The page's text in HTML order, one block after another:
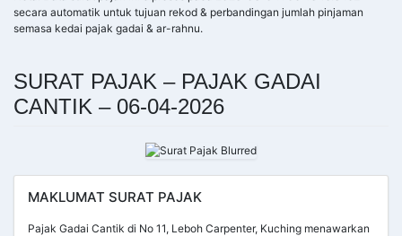
secara automatik untuk tujuan rekod & perbandingan jumlah pinjaman
semasa kedai pajak gadai & ar-rahnu.
SURAT PAJAK – PAJAK GADAI
CANTIK – 06-04-2026
MAKLUMAT SURAT PAJAK
Pajak Gadai Cantik di No 11, Leboh Carpenter, Kuching menawarkan